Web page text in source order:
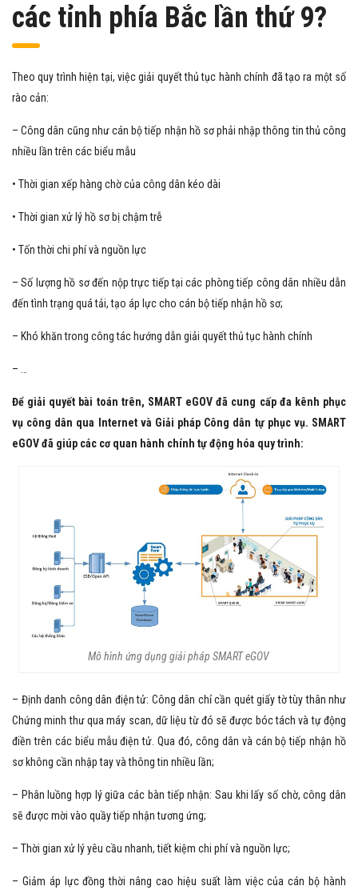
các tỉnh phía Bắc lần thứ 9?
Theo quy trình hiện tại, việc giải quyết thủ tục hành chính đã tạo ra một số
rào cản:
– Công dân cũng như cán bộ tiếp nhận hồ sơ phải nhập thông tin thủ công
nhiều lần trên các biểu mẫu
• Thời gian xếp hàng chờ của công dân kéo dài
• Thời gian xử lý hồ sơ bị chậm trễ
• Tốn thời chi phí và nguồn lực
– Số lượng hồ sơ đến nộp trực tiếp tại các phòng tiếp công dân nhiều dẫn
đến tình trạng quá tải, tạo áp lực cho cán bộ tiếp nhận hồ sơ;
– Khó khăn trong công tác hướng dẫn giải quyết thủ tục hành chính
– …
Để giải quyết bài toán trên, SMART eGOV đã cung cấp đa kênh phục
vụ công dân qua Internet và Giải pháp Công dân tự phục vụ. SMART
eGOV đã giúp các cơ quan hành chính tự động hóa quy trình:
Mô hình ứng dụng giải pháp SMART eGOV
– Định danh công dân điện tử: Công dân chỉ cần quét giấy tờ tùy thân như
Chứng minh thư qua máy scan, dữ liệu từ đó sẽ được bóc tách và tự động
điền trên các biểu mẫu điện tử. Qua đó, công dân và cán bộ tiếp nhận hồ
sơ không cần nhập tay và thông tin nhiều lần;
– Phân luồng hợp lý giữa các bàn tiếp nhận: Sau khi lấy số chờ, công dân
sẽ được mời vào quầy tiếp nhận tương ứng;
– Thời gian xử lý yêu cầu nhanh, tiết kiệm chi phí và nguồn lực;
– Giảm áp lực đồng thời nâng cao hiệu suất làm việc của cán bộ hành